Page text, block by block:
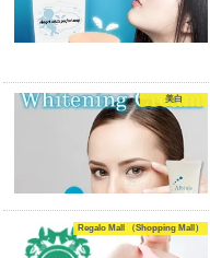
美白
Regalo Mall （Shopping Mall）